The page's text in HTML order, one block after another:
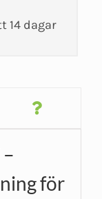
14 dagar
för